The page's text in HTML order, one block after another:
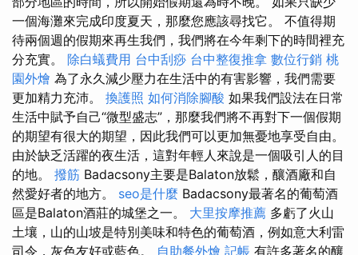
一個海灘來完成印度夏天，那麼您應該尋找它。 不值得期
待兩個週的假期來再生我們，我們將在今年剩下的時間裡充
分充實。 除白蟻費用 台中刮痧 台中整復推拿 數位行銷 桃
園外燴 為了永久減少壓力在生活中的有害影響，我們需要
更加精力充沛。 換護照 如何消除腳酸 如果我們設法在日常
生活中賦予自己“微型盛志”，那麼我們將不再對下一個假期
的期望有很大的期望，因此我們可以更加無憂地享受自由。
由於缺乏活躍的夜生活，這對年輕人來說是一個吸引人的目
的地。 撥筋 Badacsony主要是Balaton放鬆，釀酒廠和自
然愛好者的地方。 seo是什麼 Badacsony最著名的葡萄酒
區是Balaton酒莊的城堡之一。 大里按摩推薦 多虧了火山
土壤，山的山坡是特別美味和特色的葡萄酒，例如意大利雷
司令，灰色友好或藍色。 自助餐外燴 記帳 有許多著名的釀